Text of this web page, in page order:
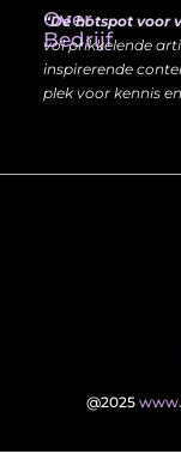
Over
Bedrijf
“Dé hotspot voor
vol prikkelende
inspirerende
plek voor kennis
@2025